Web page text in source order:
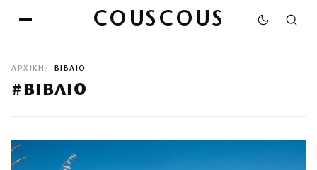
COUSCOUS
ΑΡΧΙΚΉ ΒΙΒΛΙΟ
#ΒΙΒΛΙΟ